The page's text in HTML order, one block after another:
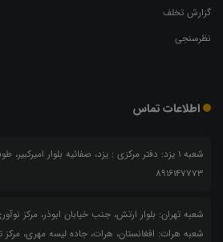
گزارش تخلف
نظرسنجی
اطلاعات تماس
8916147773
شعبه تهران: بلوار ارتش، جنب خیابان ابوذر، مرکز